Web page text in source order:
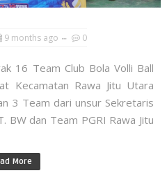
9 months ago 0
16 Team Club Bola Volli Ball
Kecamatan Rawa Jitu Utara
3 Team dari unsur Sekretaris
BW dan Team PGRI Rawa Jitu
More